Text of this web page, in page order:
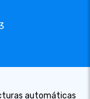
automáticas